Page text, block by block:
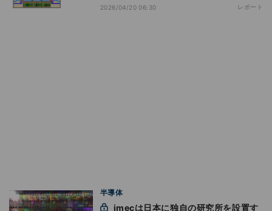
2026/04/20 06:30 レポート
半導体